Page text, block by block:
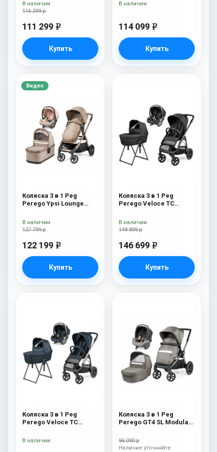
116 399 р
111 299 e
Купить
В наличии
114 099 e
Купить
В наличии
Видео
Коляска 3 в 1 Peg
Perego Ypsi Lounge
127 799 р
122 199 e
Купить
В наличии
Коляска 3 в 1 Peg
Perego Veloce TC
Black New
148 899 р
146 699 e
Купить
В наличии
Коляска 3 в 1 Peg
Perego Veloce TC
New
В наличии
Коляска 3 в 1 Peg
Perego GT4 SL Modular
96 090 р
Наличие уточняйте